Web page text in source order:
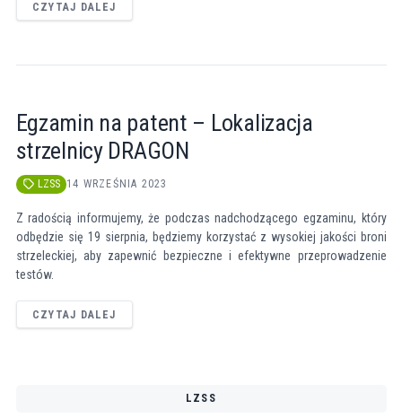
CZYTAJ DALEJ
Egzamin na patent – Lokalizacja
strzelnicy DRAGON
LZSS 14 WRZEŚNIA 2023
Z radością informujemy, że podczas nadchodzącego egzaminu, który
odbędzie się 19 sierpnia, będziemy korzystać z wysokiej jakości broni
strzeleckiej, aby zapewnić bezpieczne i efektywne przeprowadzenie
testów.
CZYTAJ DALEJ
LZSS